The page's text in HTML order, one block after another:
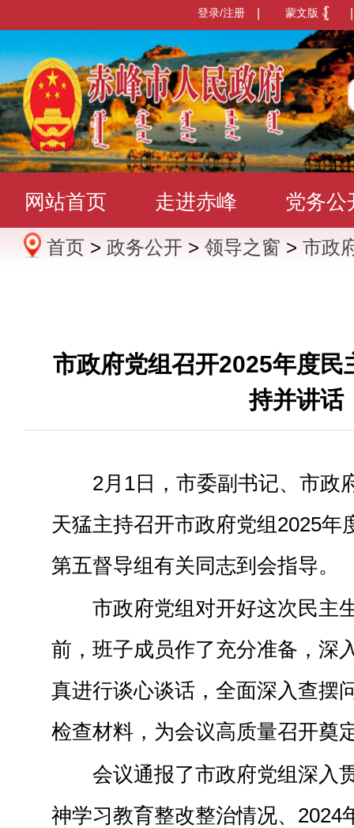
蒙文版
登录/注册
网站首页 走进赤峰 党务公
办事服务 政民互动 数据发
首页 > 政务公开 > 领导之窗 > 市政
市政府党组召开2025年度民
持并讲话
2月1日，市委副书记、市政
天猛主持召开市政府党组2025年
第五督导组有关同志到会指导。
市政府党组对开好这次民主
前，班子成员作了充分准备，深
真进行谈心谈话，全面深入查摆
检查材料，为会议高质量召开奠
会议通报了市政府党组深入
神学习教育整改整治情况、2024